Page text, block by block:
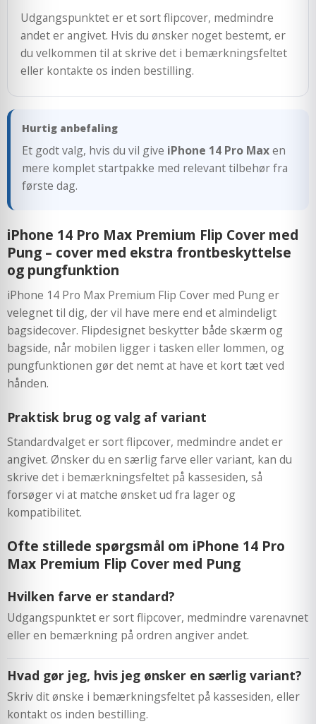
Udgangspunktet er et sort flipcover, medmindre
andet er angivet. Hvis du ønsker noget bestemt, er
du velkommen til at skrive det i bemærkningsfeltet
eller kontakte os inden bestilling.
Hurtig anbefaling
Et godt valg, hvis du vil give iPhone 14 Pro Maxen
mere komplet startpakke med relevant tilbehør fra
første dag.
iPhone 14 Pro Max Premium Flip Cover med
Pung – cover med ekstra frontbeskyttelse
og pungfunktion
iPhone 14 Pro Max Premium Flip Cover med Pung er
velegnet til dig, der vil have mere end et almindeligt
bagsidecover. Flipdesignet beskytter både skærm og
bagside, når mobilen ligger i tasken eller lommen, og
pungfunktionen gør det nemt at have et kort tæt ved
hånden.
Praktisk brug og valg af variant
Standardvalget er sort flipcover, medmindre andet er
angivet. Ønsker du en særlig farve eller variant, kan du
skrive det i bemærkningsfeltet på kassesiden, så
forsøger vi at matche ønsket ud fra lager og
kompatibilitet.
Ofte stillede spørgsmål om iPhone 14 Pro
Max Premium Flip Cover med Pung
Hvilken farve er standard?
Udgangspunktet er sort flipcover, medmindre varenavnet
eller en bemærkning på ordren angiver andet.
Hvad gør jeg, hvis jeg ønsker en særlig variant?
Skriv dit ønske i bemærkningsfeltet på kassesiden, eller
kontakt os inden bestilling.